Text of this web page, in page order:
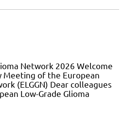
Network 2026 Welcome
of the European
(ELGGN) Dear colleagues
Low-Grade Glioma